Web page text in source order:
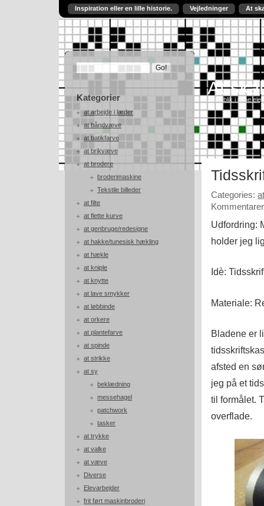
Inspiration eller en lille historie. Vejledninger At
Kategorier
at arbejde i læder
at båndvæve
at batikfarve
at brikvæve
at brodere
broderimaskine
Tekstile billeder
at filte
at flette kurve
at genbruge/redesigne
at hakke/tunesisk hækling
at hækle
at kniple
at knytte
at lave smykker
at løbbinde
at orkere
at plantefarve
at spinde
at strikke
at sy
beklædning
messehagel
patchwork
tasker
at trykke
at valke
at væve
Diverse
Elevarbejder
frit ført maskinbroderi
At
Et indblik i mine
Categories:
Udfordring:
holder jeg
Idè:
Materiale:
Bladene er
afsted en
jeg på et
til formålet.
overflade.